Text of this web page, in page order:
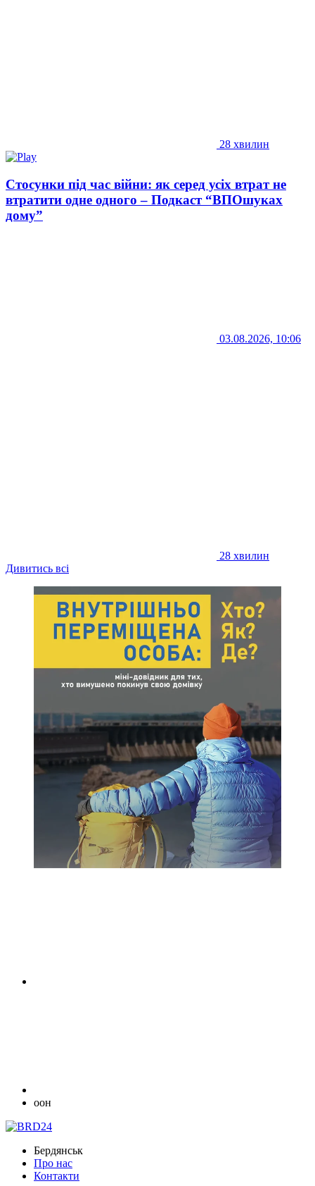
28 хвилин
Стосунки під час війни: як серед усіх втрат не
втратити одне одного – Подкаст “ВПОшуках
дому”
03.08.2026, 10:06
28 хвилин
Дивитись всі
оон
Бердянськ
Про нас
Контакти